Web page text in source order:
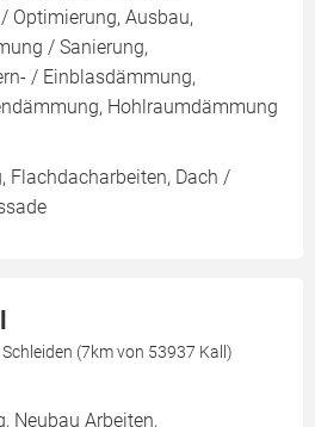
Optimierung, Ausbau,
/ Sanierung,
/ Einblasdämmung,
Hohlraumdämmung
Flachdacharbeiten, Dach /
(7km von 53937 Kall)
Neubau Arbeiten,